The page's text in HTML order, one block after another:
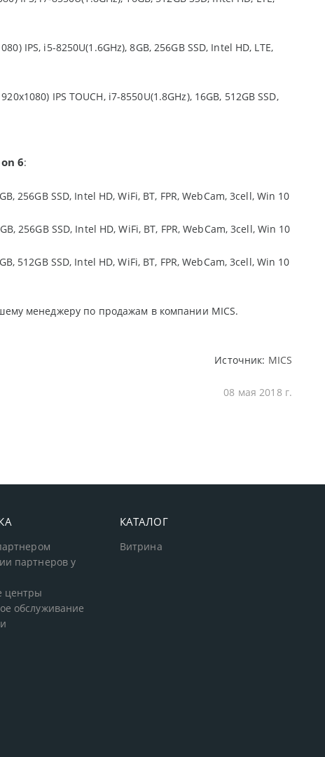
IPS, i5-8250U(1.6GHz), 8GB, 256GB SSD, Intel HD, LTE,
IPS TOUCH, i7-8550U(1.8GHz), 16GB, 512GB SSD,
6:
256GB SSD, Intel HD, WiFi, BT, FPR, WebCam, 3cell, Win 10
256GB SSD, Intel HD, WiFi, BT, FPR, WebCam, 3cell, Win 10
512GB SSD, Intel HD, WiFi, BT, FPR, WebCam, 3cell, Win 10
менеджеру по продажам в компании MICS.
Источник: MICS
08 мая 2018 г.
партнеров у
центры
обслуживание
КАТАЛОГ
Витрина